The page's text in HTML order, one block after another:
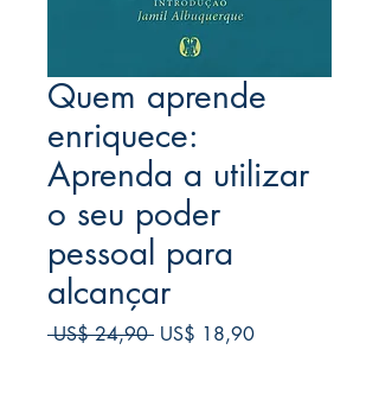
Quem aprende
enriquece:
Aprenda a utilizar
o seu poder
pessoal para
alcançar
US$ 24,90 Preço
US$ 18,90Preço